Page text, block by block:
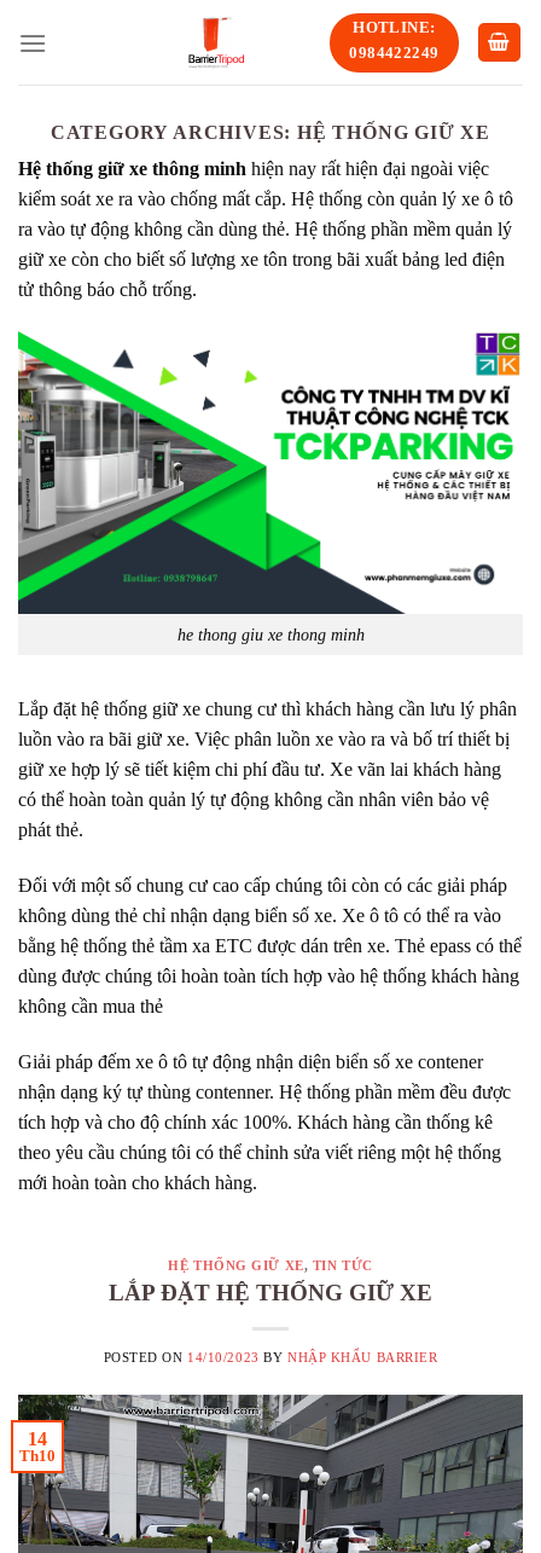
HOTLINE:
0984422249
CATEGORY ARCHIVES:HỆ THỐNG GIỮ XE
Hệ thống giữ xe thông minh hiện nay rất hiện đại ngoài việc
kiểm soát xe ra vào chống mất cắp. Hệ thống còn quản lý xe ô tô
ra vào tự động không cần dùng thẻ. Hệ thống phần mềm quản lý
giữ xe còn cho biết số lượng xe tôn trong bãi xuất bảng led điện
tử thông báo chỗ trống.
he thong giu xe thong minh
Lắp đặt hệ thống giữ xe chung cư thì khách hàng cần lưu lý phân
luồn vào ra bãi giữ xe. Việc phân luồn xe vào ra và bố trí thiết bị
giữ xe hợp lý sẽ tiết kiệm chi phí đầu tư. Xe vãn lai khách hàng
có thể hoàn toàn quản lý tự động không cần nhân viên bảo vệ
phát thẻ.
Đối với một số chung cư cao cấp chúng tôi còn có các giải pháp
không dùng thẻ chỉ nhận dạng biển số xe. Xe ô tô có thể ra vào
bằng hệ thống thẻ tầm xa ETC được dán trên xe. Thẻ epass có thể
dùng được chúng tôi hoàn toàn tích hợp vào hệ thống khách hàng
không cần mua thẻ
Giải pháp đếm xe ô tô tự động nhận diện biển số xe contener
nhận dạng ký tự thùng contenner. Hệ thống phần mềm đều được
tích hợp và cho độ chính xác 100%. Khách hàng cần thống kê
theo yêu cầu chúng tôi có thể chỉnh sửa viết riêng một hệ thống
mới hoàn toàn cho khách hàng.
HỆ THỐNG GIỮ XE, TIN TỨC
LẮP ĐẶT HỆ THỐNG GIỮ XE
POSTED ON 14/10/2023 BY NHẬP KHẨU BARRIER
14
Th10